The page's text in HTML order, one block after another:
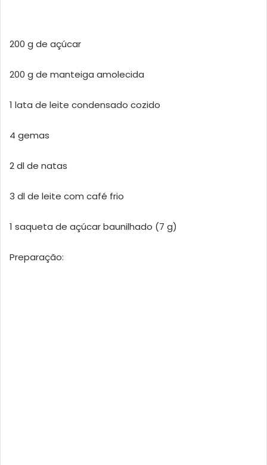
200 g de açúcar
200 g de manteiga amolecida
1 lata de leite condensado cozido
4 gemas
2 dl de natas
3 dl de leite com café frio
1 saqueta de açúcar baunilhado (7 g)
Preparação: